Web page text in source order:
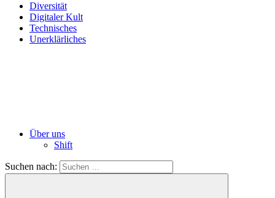
Diversität
Digitaler Kult
Technisches
Unerklärliches
Über uns
Shift
Suchen nach: